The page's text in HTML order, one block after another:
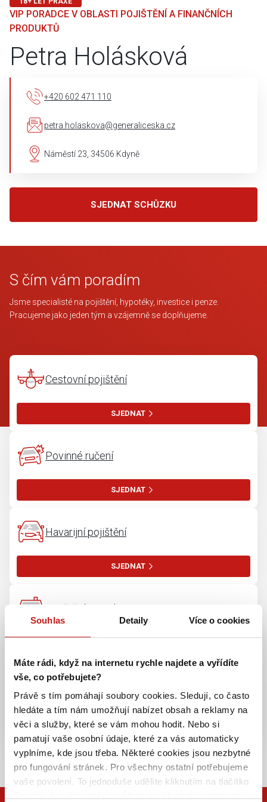
Souhlas Detaily Více o cookies
Máte rádi, když na internetu rychle najdete a vyřídíte
vše, co potřebujete?
Právě s tím pomáhají soubory cookies. Sledují, co často
hledáte a tím nám umožňují nabízet obsah a reklamy na
věci a služby, které se vám mohou hodit. Nebo si
pamatují vaše osobní údaje, které za vás automaticky
vyplníme, kde jsou třeba. Některé cookies jsou nezbytné
pro fungování stránek. Pro všechny ostatní potřebujeme
vaše povolení. To jednoduše udělíte kliknutím na tlačítko
VIP PORADCE V OBLASTI POJIŠTĚNÍ A FINANČNÍCH
PRODUKTŮ
Petra Holásková
+420 602 471 110
petra.holaskova@generaliceska.cz
Náměstí 23, 34506 Kdyně
SJEDNAT SCHŮZKU
S čím vám poradím
Jsme specialisté na pojištění, hypotéky, investice i penze.
Pracujeme jako jeden tým a vzájemně se doplňujeme.
Cestovní pojištění
SJEDNAT
Povinné ručení
SJEDNAT
Havarijní pojištění
SJEDNAT
Pojištění majetku
Pojištění odpovědnosti
SJEDNAT
VÍCE PRODUKTŮ